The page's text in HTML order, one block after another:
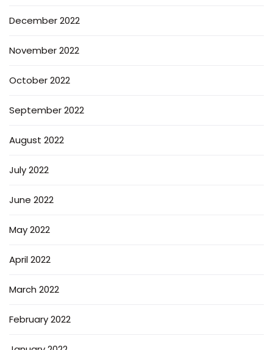
December 2022
November 2022
October 2022
September 2022
August 2022
July 2022
June 2022
May 2022
April 2022
March 2022
February 2022